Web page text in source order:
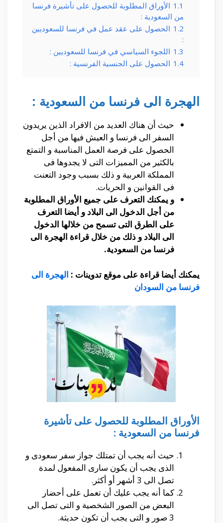
1.1 الأوراق المطلوبة للحصول على تأشيرة فرنسا
من السعودية :
1.2 الحصول على عقد عمل في فرنسا للسعوديين
:
1.3 اللجوء السیاسي في فرنسا للسعوديين :
1.4 الحصول على الجنسیة الفرنسیة :
الهجرة الى فرنسا من السعودية :
حيث أن هناك العديد من الافراد الذين يريدون
السفر الى فرنسا و العيش فيها من أجل
الحصول على فرصة العمل المناسبة و التمتع
بالكثير من المميزات التى لا يجدوها فى
المملكة العربية و ذلك بسبب وجود التعنت
فى القوانين و الحريات.
و يمكنك التعرف على جميع الأوراق المطلوبة
من أجل الدخول الى البلاد و أيضا التعرف
على الطرق التى تسمح من خلالها الدخول
الى البلاد و ذلك من خلال قراءة الهجرة الى
فرنسا من السعودية.
يمكنك أيضا قراءة على موقع تدوينات : الهجرة الى
فرنسا من السودان
الأوراق المطلوبة للحصول على تأشيرة
فرنسا من السعودية :
حيث أنه يجب أن تمتلك جواز سفر سعودى و
الذى يجب أن يكون سارى المفعول لمدة
تصل الى 3 أشهر أو أكثر.
كما أنه يجب عليك أن تعمل على أحضار
البعض من الصور الشخصية و التى تصل الى
3 صور و التى يجب أن تكون حديثة.